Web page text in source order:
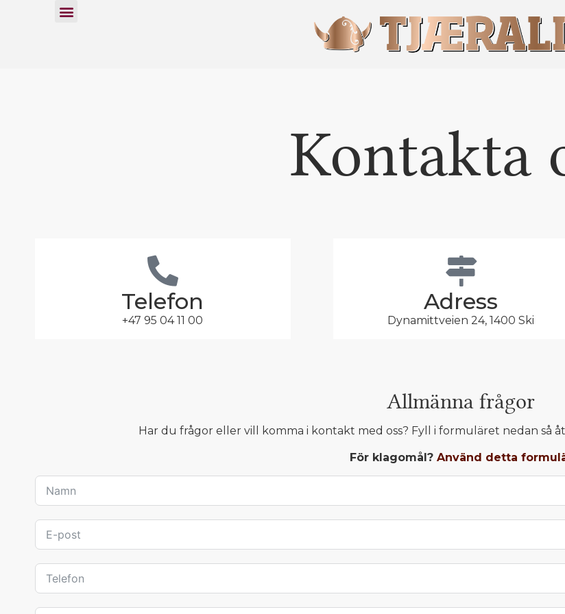
Kontakta
Telefon
+47 95 04 11 00
Adress
Dynamittveien 24, 1400 Ski
Allmänna frågor
Har du frågor eller vill komma i kontakt med oss? Fyll i formuläret nedan så
För klagomål? Använd detta